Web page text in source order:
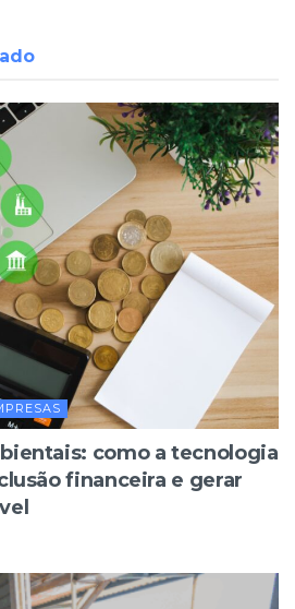
como a tecnologia
financeira e gerar